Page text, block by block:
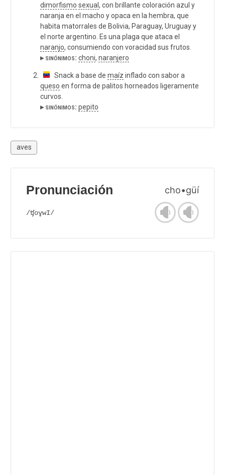
dimorfismo sexual , con brillante coloración azul y
naranja en el macho y opaca en la hembra, que
habita matorrales de Bolivia, Paraguay, Uruguay y
el norte argentino. Es una plaga que ataca el
naranjo, consumiendo con voracidad sus frutos.
▸ sinónimos: choni, naranjero
Snack a base de maíz inflado con sabor a
queso en forma de palitos horneados ligeramente
curvos.
▸ sinónimos: pepito
aves
Pronunciación cho•güí
/ʧoɣwI/